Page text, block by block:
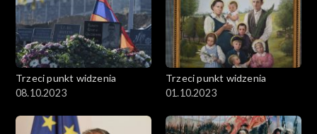
Trzeci punkt widzenia
08.10.2023
Trzeci punkt widzenia
01.10.2023